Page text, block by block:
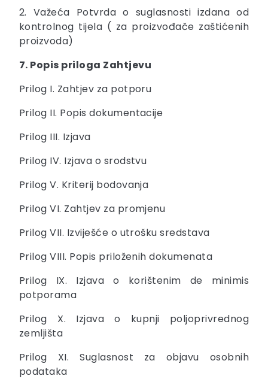
2. Važeća Potvrda o suglasnosti izdana od
kontrolnog tijela ( za proizvođače zaštićenih
proizvoda)
7. Popis priloga Zahtjevu
Prilog I. Zahtjev za potporu
Prilog II. Popis dokumentacije
Prilog III. Izjava
Prilog IV. Izjava o srodstvu
Prilog V. Kriterij bodovanja
Prilog VI. Zahtjev za promjenu
Prilog VII. Izviješće o utrošku sredstava
Prilog VIII. Popis priloženih dokumenata
Prilog IX. Izjava o korištenim de minimis
potporama
Prilog X. Izjava o kupnji poljoprivrednog
zemljišta
Prilog XI. Suglasnost za objavu osobnih
podataka